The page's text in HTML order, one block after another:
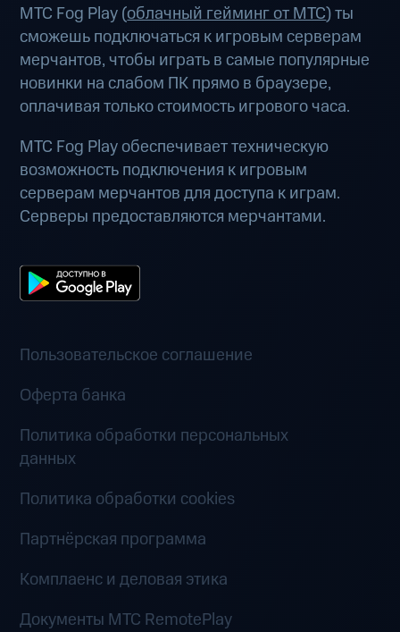
МТС Fog Play (облачный гейминг от МТС) ты
сможешь подключаться к игровым серверам
мерчантов, чтобы играть в самые популярные
новинки на слабом ПК прямо в браузере,
оплачивая только стоимость игрового часа.
МТС Fog Play обеспечивает техническую
возможность подключения к игровым
серверам мерчантов для доступа к играм.
Серверы предоставляются мерчантами.
Пользовательское соглашение
Оферта банка
Политика обработки персональных
данных
Политика обработки cookies
Партнёрская программа
Комплаенс и деловая этика
Документы MTC RemotePlay